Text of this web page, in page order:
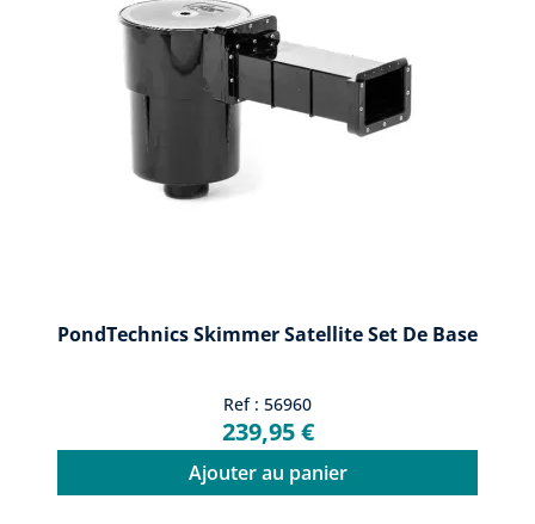
PondTechnics Skimmer Satellite Set De Base
Ref : 56960
239,95 €
Ajouter au panier